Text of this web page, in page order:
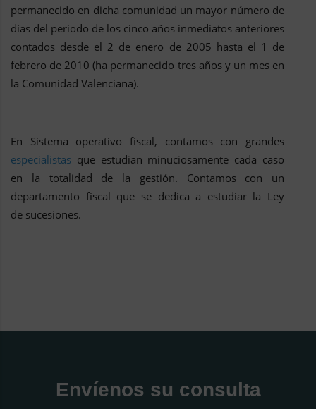
permanecido en dicha comunidad un mayor número de
días del periodo de los cinco años inmediatos anteriores
contados desde el 2 de enero de 2005 hasta el 1 de
febrero de 2010 (ha permanecido tres años y un mes en
la Comunidad Valenciana).
En Sistema operativo fiscal, contamos con grandes
especialistas que estudian minuciosamente cada caso
en la totalidad de la gestión. Contamos con un
departamento fiscal que se dedica a estudiar la Ley
de sucesiones.
Envíenos su consulta